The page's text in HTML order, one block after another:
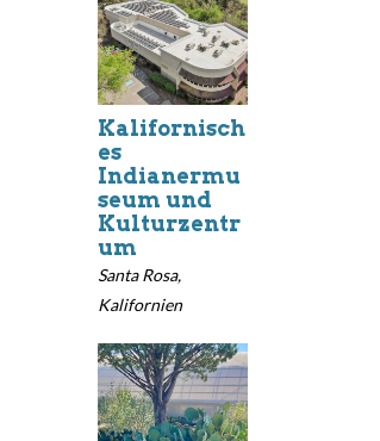
Kalifornisch
es
Indianermu
seum und
Kulturzentr
um
Santa Rosa,
Kalifornien